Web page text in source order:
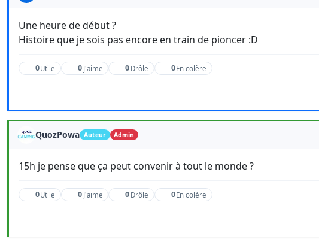
Une heure de début ?
Histoire que je sois pas encore en train de pioncer :D
0Utile 0 J'aime 0 Drôle 0En colère
QuozPowa Auteur Admin
15h je pense que ça peut convenir à tout le monde ?
0Utile 0 J'aime 0 Drôle 0En colère